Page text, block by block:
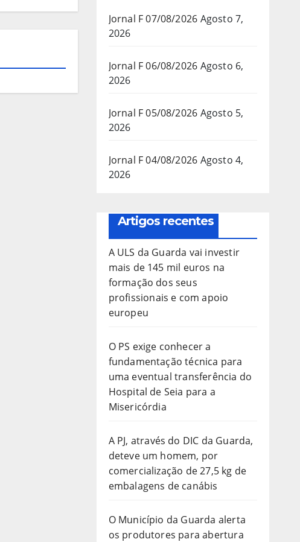
Jornal F 07/08/2026 Agosto 7,
2026
Jornal F 06/08/2026 Agosto 6,
2026
Jornal F 05/08/2026 Agosto 5,
2026
Jornal F 04/08/2026 Agosto 4,
2026
Artigos recentes
A ULS da Guarda vai investir
mais de 145 mil euros na
formação dos seus
profissionais e com apoio
europeu
O PS exige conhecer a
fundamentação técnica para
uma eventual transferência do
Hospital de Seia para a
Misericórdia
A PJ, através do DIC da Guarda,
deteve um homem, por
comercialização de 27,5 kg de
embalagens de canábis
O Município da Guarda alerta
os produtores para abertura